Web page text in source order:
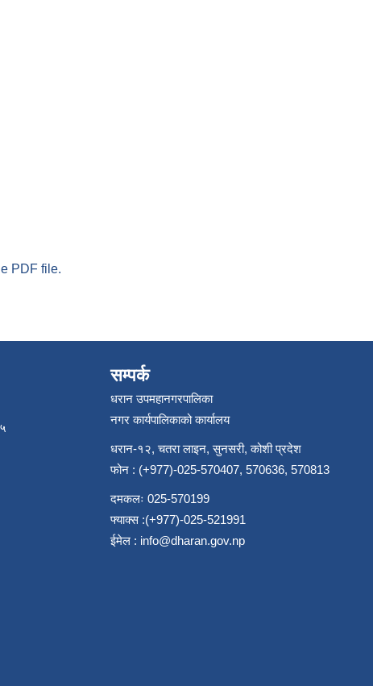
PDF file.
सम्पर्क
धरान उपमहानगरपालिका
नगर कार्यपालिकाको कार्यालय
धरान-१२, चतरा लाइन, सुनसरी, कोशी प्रदेश
फोन : (+977)-025-570407, 570636, 570813
दमकलः 025-570199
फ्याक्स :(+977)-025-521991
ईमेल : info@dharan.gov.np